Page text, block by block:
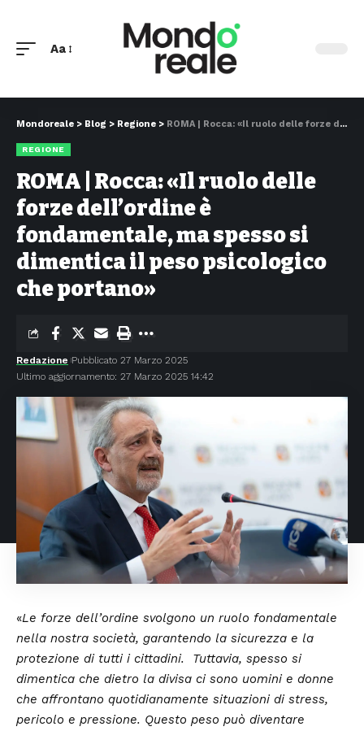
Aa
Mondoreale > Blog > Regione > ROMA | Rocca: «Il ruolo delle forze dell’ordine è fondamentale, ma spesso si dimentica il peso psicologico che portano»
REGIONE
ROMA | Rocca: «Il ruolo delle
forze dell’ordine è
fondamentale, ma spesso si
dimentica il peso psicologico
che portano»
Ultimo aggiornamento: 27 Marzo 2025 14:42
Redazione Pubblicato 27 Marzo 2025
«Le forze dell’ordine svolgono un ruolo fondamentale
nella nostra società, garantendo la sicurezza e la
protezione di tutti i cittadini. Tuttavia, spesso si
dimentica che dietro la divisa ci sono uomini e donne
che affrontano quotidianamente situazioni di stress,
pericolo e pressione. Questo peso può diventare